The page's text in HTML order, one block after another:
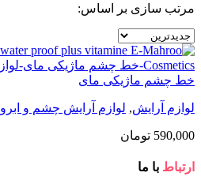
مرتب سازی بر اساس:
خط چشم ماژیکی مای
لوازم آرایش, لوازم آرایش چشم و ابرو
590,000 تومان
ارتباط با ما